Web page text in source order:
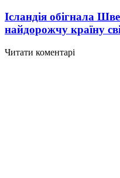
Ісландія обігнала
найдорожчу країну
Читати коментарі